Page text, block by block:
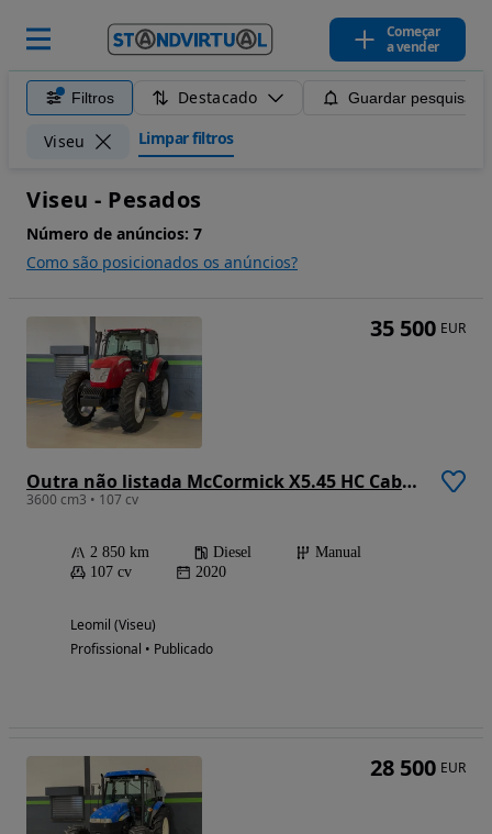
Começar
a vender
Filtros Destacado Guardar pesquisa
Viseu Limpar filtros
Viseu - Pesados
Número de anúncios: 7
Como são posicionados os anúncios?
Outra não listada McCormick X5.45 HC Cab/AC 4RM
3600 cm3 • 107 cv
2 850 km Diesel
Manual
107 cv
2020
Leomil (Viseu)
Profissional • Publicado
35 500 EUR
28 500 EUR